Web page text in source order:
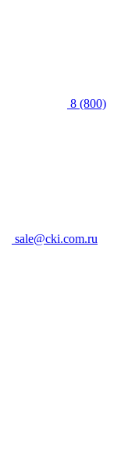
8 (800)
sale@cki.com.ru